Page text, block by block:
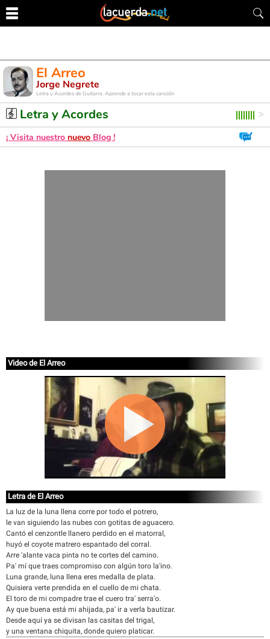
El Arreo
Jorge Negrete
Letra y Acordes de Guitarra. Aprende a tocar esta canción
Letra y Acordes
¡ Visita nuestro nuevo Blog !
Video de El Arreo
Letra de El Arreo
La luz de la luna llena corre por todo el potrero,
le van siguiendo las nubes con gotitas de aguacero.
Cantó el cenzontle llanero perdido en el matorral,
huyó el coyote matrero espantado del corral.
Arre 'alante vaca pinta no te cortes del camino.
Pa' mí que traes compromiso con algún toro la'ino.
Luna grande, luna llena eres medalla de plata.
Quisiera verte prendida en el cuello de mi chata.
El toro de mi compadre trae el cuero tra' serra'o.
Ay que buena está mi ahijada, pa' ir a verla bautizar.
Desde aquí ya se divisan las casitas del trigal,
y una ventana chiquita, donde quiero platicar.